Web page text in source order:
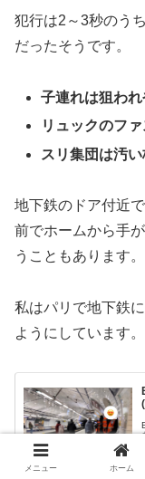
犯行は2～3秒のう
だったそうです。
子連れは狙わ
リュックのフ
スリ集団は汚
地下鉄のドア付近
前でホームから手
うこともあります。
私はパリで地下鉄
ようにしています。
メニュー ホーム